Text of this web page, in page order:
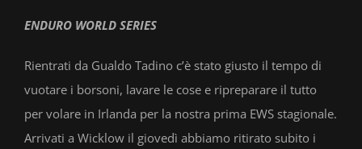
ENDURO WORLD SERIES
Rientrati da Gualdo Tadino c’è stato giusto il tempo di
vuotare i borsoni, lavare le cose e ripreparare il tutto
per volare in Irlanda per la nostra prima EWS stagionale.
Arrivati a Wicklow il giovedì abbiamo ritirato subito i